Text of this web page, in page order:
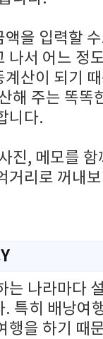
을 입력할
나서 어느 정
산이 되기
해 주는 똑똑
니다.
진, 메모를 함
거리로 꺼내
는 나라마다
. 특히 배낭여
행을 하기 때